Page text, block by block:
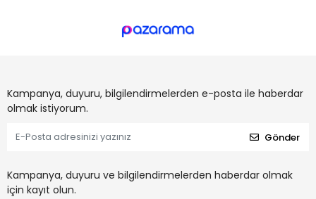
Kampanya, duyuru, bilgilendirmelerden e-posta ile haberdar
olmak istiyorum.
Gönder
Kampanya, duyuru ve bilgilendirmelerden haberdar olmak
için kayıt olun.